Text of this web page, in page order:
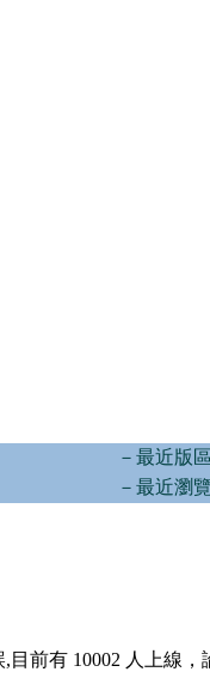
－最近版
－最近瀏
目前有 10002 人上線